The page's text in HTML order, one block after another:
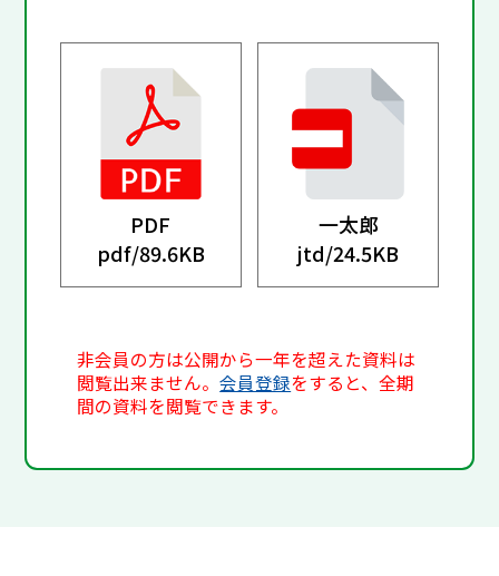
PDF
pdf/89.6KB
一太郎
jtd/24.5KB
非会員の方は公開から一年を超えた資料は
閲覧出来ません。会員登録をすると、全期
間の資料を閲覧できます。